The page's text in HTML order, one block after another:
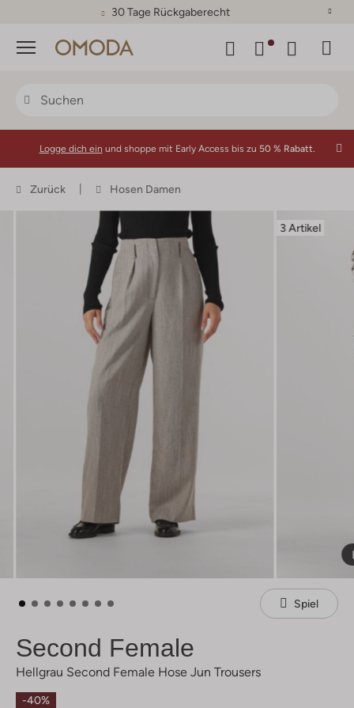
30 Tage Rückgaberecht
Menü
Logge dich ein und shoppe mit Early Access bis zu 50 % Rabatt.
Zurück Hosen Damen
3 Artikel
Spiel
Second Female
Hellgrau Second Female Hose Jun Trousers
-40%